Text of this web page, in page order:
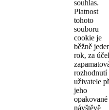
souhlas.
Platnost
tohoto
souboru
cookie je
běžně
rok, za
rozhodnutí
uživatele
jeho
opakované
návštěvě